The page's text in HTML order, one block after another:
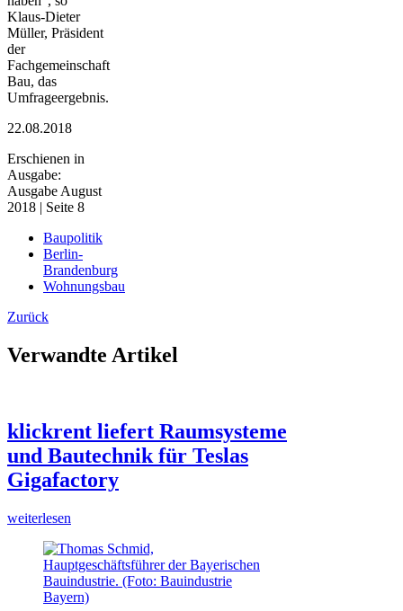
Klaus-Dieter
Müller, Präsident
der
Fachgemeinschaft
Bau, das
Umfrageergebnis.
22.08.2018
Erschienen in
Ausgabe:
Ausgabe August
2018 | Seite 8
Baupolitik
Berlin-
Brandenburg
Wohnungsbau
Zurück
Verwandte Artikel
klickrent liefert Raumsysteme
und Bautechnik für Teslas
Gigafactory
weiterlesen